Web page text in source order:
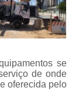
e Muncks
para
e
Pesadas
se
de onde
oferecida pelo